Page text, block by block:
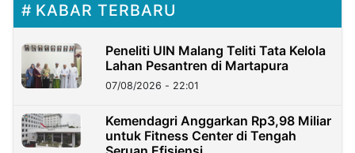
KABAR TERBARU
Peneliti UIN Malang Teliti Tata Kelola
Lahan Pesantren di Martapura
07/08/2026 - 22:01
Kemendagri Anggarkan Rp3,98 Miliar
untuk Fitness Center di Tengah